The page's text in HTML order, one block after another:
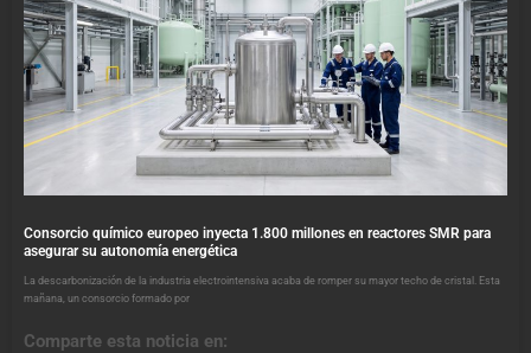
Consorcio químico europeo inyecta 1.800 millones en reactores SMR para
asegurar su autonomía energética
La descarbonización de la industria electrointensiva acaba de romper su mayor techo de cristal. Esta
mañana, un consorcio formado por
Comparte esta noticia en: